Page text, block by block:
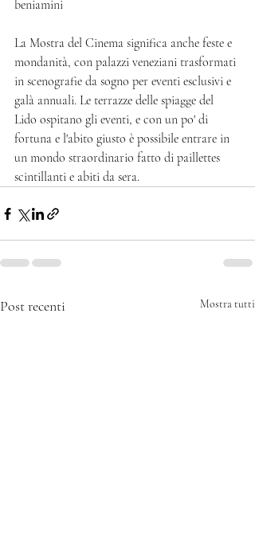
beniamini
La Mostra del Cinema significa anche feste e
mondanità, con palazzi veneziani trasformati
in scenografie da sogno per eventi esclusivi e
galà annuali. Le terrazze delle spiagge del
Lido ospitano gli eventi, e con un po' di
fortuna e l'abito giusto è possibile entrare in
un mondo straordinario fatto di paillettes
scintillanti e abiti da sera.
Post recenti Mostra tutti